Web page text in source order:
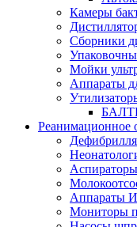
Камеры
Сборники
Мойки
Аппараты
Реанимационное
Аспираторы
Аппараты
Мониторы